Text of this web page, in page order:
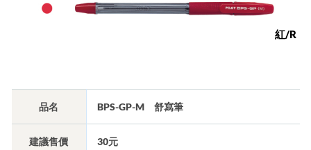
紅/R
品名 BPS-GP-M 舒寫筆
建議售價 30元